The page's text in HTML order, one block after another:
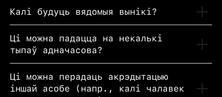
Калі будуць вядомыя вынікі?
Ці можна падацца на некалькі
тыпаў адначасова?
Ці можна перадаць акрэдытацыю
іншай асобе (напр., калі чалавек